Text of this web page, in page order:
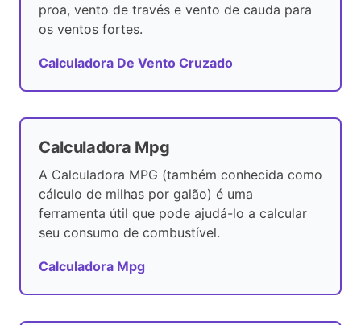
proa, vento de través e vento de cauda para
os ventos fortes.
Calculadora De Vento Cruzado
Calculadora Mpg
A Calculadora MPG (também conhecida como
cálculo de milhas por galão) é uma
ferramenta útil que pode ajudá-lo a calcular
seu consumo de combustível.
Calculadora Mpg